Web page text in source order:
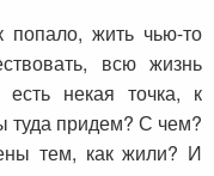
жить чью-то
всю жизнь
некая точка, к
туда придем? С чем?
тем, как жили? И